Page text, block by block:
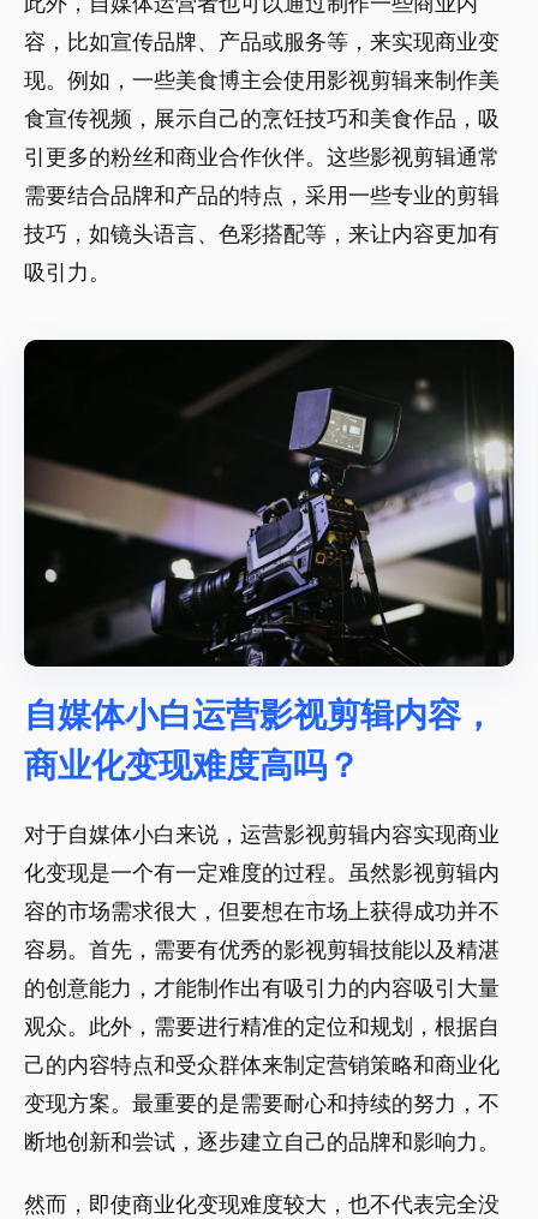
容，比如宣传品牌、产品或服务等，来实现商业变
现。例如，一些美食博主会使用影视剪辑来制作美
食宣传视频，展示自己的烹饪技巧和美食作品，吸
引更多的粉丝和商业合作伙伴。这些影视剪辑通常
需要结合品牌和产品的特点，采用一些专业的剪辑
技巧，如镜头语言、色彩搭配等，来让内容更加有
吸引力。
自媒体小白运营影视剪辑内容，
商业化变现难度高吗？
对于自媒体小白来说，运营影视剪辑内容实现商业
化变现是一个有一定难度的过程。虽然影视剪辑内
容的市场需求很大，但要想在市场上获得成功并不
容易。首先，需要有优秀的影视剪辑技能以及精湛
的创意能力，才能制作出有吸引力的内容吸引大量
观众。此外，需要进行精准的定位和规划，根据自
己的内容特点和受众群体来制定营销策略和商业化
变现方案。最重要的是需要耐心和持续的努力，不
断地创新和尝试，逐步建立自己的品牌和影响力。
然而，即使商业化变现难度较大，也不代表完全没